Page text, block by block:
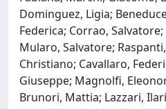
Dominguez, Ligia;
Federica; Corrao,
Mularo, Salvatore;
Christiano; Cavallaro,
Giuseppe; Magnolfi,
Brunori, Mattia; Lazzari,